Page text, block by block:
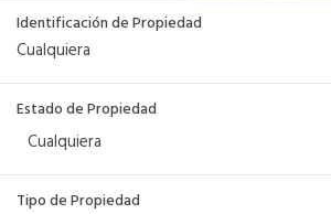
Identificación de Propiedad
Estado de Propiedad
Cualquiera
Tipo de Propiedad